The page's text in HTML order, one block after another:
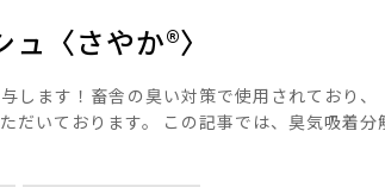
飼養衛生管
〈さやか®〉
します！畜舎の臭い対策で使用されており、
だいております。 この記事では、臭気吸着分